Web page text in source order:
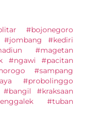
#bojonegoro
#jombang #kediri
#magetan
#ngawi #pacitan
#sampang
#probolinggo
#kraksaan
#tuban